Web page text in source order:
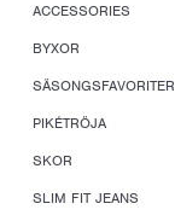
ACCESSORIES
BYXOR
SÄSONGSFAVORITER
PIKÉTRÖJA
SKOR
SLIM FIT JEANS